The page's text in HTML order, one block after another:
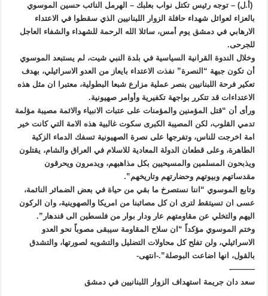
(أ.ل) – توجه رئيس تكتل نواب بعلبك – الهرمل النائب حسين الموسوي
بالعزاء لعوائل شهداء حافلة الزوار اللبنانيين الذي سقطوا في الاعتداء
الارهابي في دمشق يوم أمس، سائلا الله الرحمة للشهداء والشفاء العاجل
للجرحى.
وخلال الندوة القرانية السياسية في بلدة النبي شيت، لم يستبعد الموسوي
أن تكون جبهة “النصرة” نفذت الاعتداء بايعاز من العدو الاسرائيلي، بهدف
تعكير فرحة اللبنانيين بنصر عملية مزارع شبعا البطولية، معتبرا ان مثل هذه
الاعتداءات قد تتكرر بواجهة تكفيرية وأوامر صهيونية.
ورأى أن “قتل المؤمنين والمؤمنات على عتبات الانبياء والائمة مصيبة مؤلمة
تدمي القلوب، لكن المصيبة الكبرى سكوت غالبية هذه الامة التي كانت خير
امة اخرجت للناس، وتفرجها على نصرة الصهيونية تسفك الدماء الزكية
الطاهرة، وعلى قطعان الدولة المعادية للاسلام في العراق والشام، يقتلون
ويذبحون المسلمين والمسيحيين بكل مذاهبهم، ويدمرون ويحرقون
مقدساتهم وبيوتهم وحضارتهم وتاريخهم”.
وتابع الموسوي “اننا نستصرخ ما بقي من حياة في بعض الضمائر النائمة،
عسى ان تسيتقط لترى ان كل مصائبنا من امريكا والصهوينية، وان الركون
اليهم والتخلي عن مقاومتهم عار ودار بوار من فلسطين الى قندهار”.
وختم الموسوي مؤكداً “ان سلاح المقاومة سيبقى مصوباً نحو العدو
الاسرائيلي، ولن تفلح كل محاولات التضليل والتشويه لصورتها، والتشدق
بالقول، انها اضاعت البوصلة”.-انتهى-
———-
سعد دان جريمة استهداف الزوار اللبنانيين في دمشق